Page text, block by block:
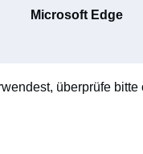
Microsoft Edge
überprüfe